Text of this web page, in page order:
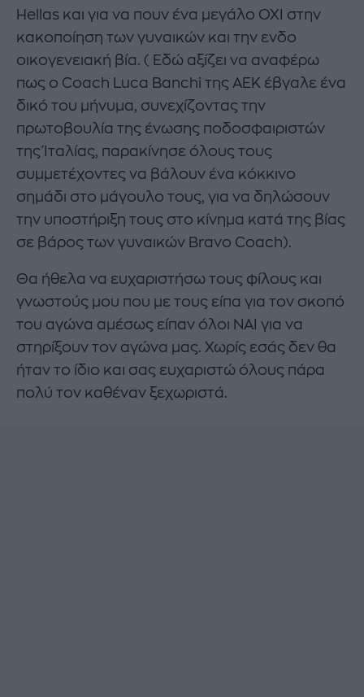
Hellas και για να πουν ένα μεγάλο ΌΧΙ στην
κακοποίηση των γυναικών και την ενδο
οικογενειακή βία. ( Εδώ αξίζει να αναφέρω
πως ο Coach Luca Banchi της ΑΕΚ έβγαλε ένα
δικό του μήνυμα, συνεχίζοντας την
πρωτοβουλία της ένωσης ποδοσφαιριστών
της Ίταλίας, παρακίνησε όλους τους
συμμετέχοντες να βάλουν ένα κόκκινο
σημάδι στο μάγουλο τους, για να δηλώσουν
την υποστήριξη τους στο κίνημα κατά της βίας
σε βάρος των γυναικών Bravo Coach).
Θα ήθελα να ευχαριστήσω τους φίλους και
γνωστούς μου που με τους είπα για τον σκοπό
του αγώνα αμέσως είπαν όλοι ΝΑΙ για να
στηρίξουν τον αγώνα μας. Χωρίς εσάς δεν θα
ήταν το ίδιο και σας ευχαριστώ όλους πάρα
πολύ τον καθέναν ξεχωριστά.